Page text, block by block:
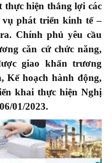
thực hiện thắng lợi các
vụ phát triển kinh tế –
Chính phủ yêu cầu
căn cứ chức năng,
giao khẩn trương
Kế hoạch hành động,
khai thực hiện Nghị
01/2023.